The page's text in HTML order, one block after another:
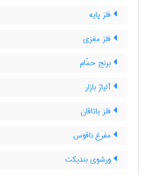
فلز پایه
فلز مغزی
برنج حمّام
آلیاژ بازار
فلز یاتاقان
مفرغ ناقوس
ورشوی بندیکت